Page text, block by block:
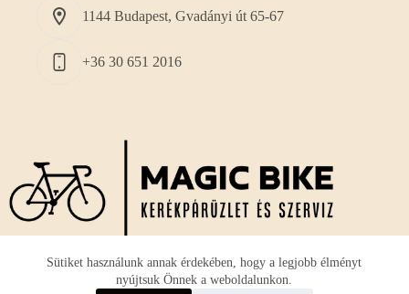
Sütiket használunk annak érdekében, hogy a legjobb élményt
nyújtsuk Önnek a weboldalunkon.
1144 Budapest, Gvadányi út 65-67
+36 30 651 2016